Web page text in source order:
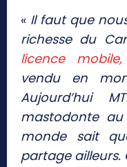
« Il faut que
richesse du
licence
vendu en
Aujourd’hui
mastodonte
monde sait
partage ailleurs.